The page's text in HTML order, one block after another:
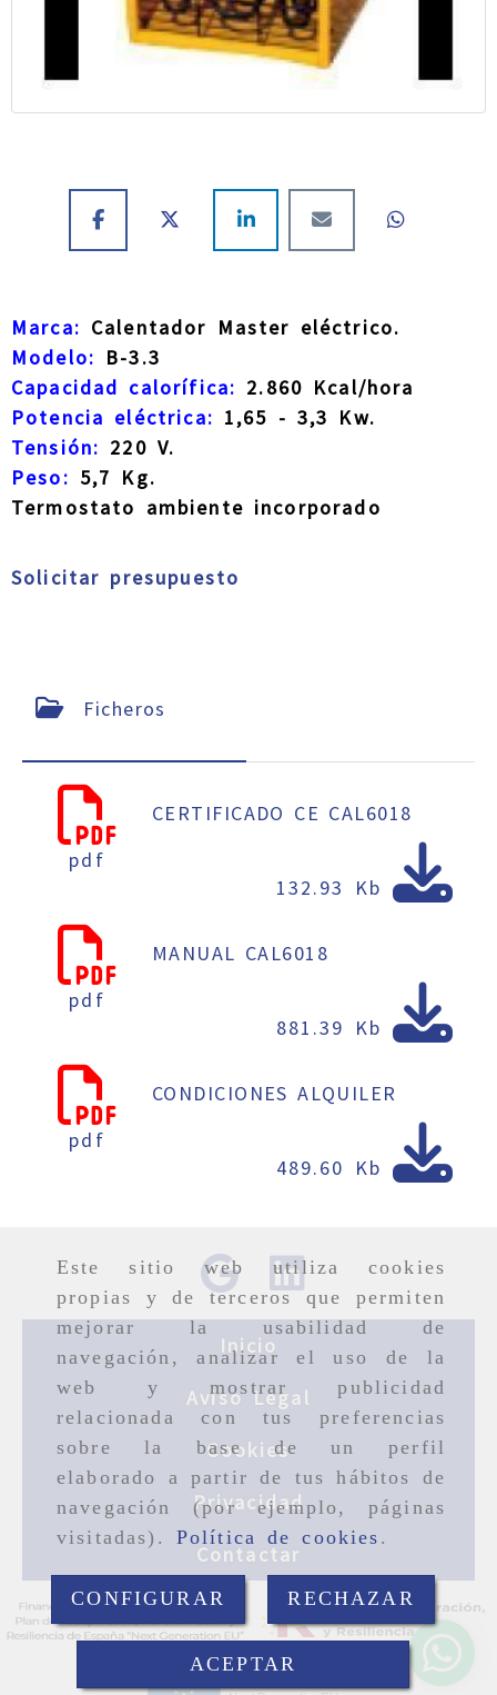
Este sitio web utiliza cookies
propias y de terceros que permiten
mejorar la usabilidad de
navegación, analizar el uso de la
web y mostrar publicidad
relacionada con tus preferencias
sobre la base de un perfil
elaborado a partir de tus hábitos de
navegación (por ejemplo, páginas
visitadas). Política de cookies .
CONFIGURAR RECHAZAR
ACEPTAR
Marca: Calentador Master eléctrico.
Modelo: B-3.3
Capacidad calorífica: 2.860 Kcal/hora
Potencia eléctrica: 1,65 - 3,3 Kw.
Tensión: 220 V.
Peso: 5,7 Kg.
Termostato ambiente incorporado
Solicitar presupuesto
Ficheros
pdf
CERTIFICADO CE CAL6018
132.93 Kb
pdf
MANUAL CAL6018
881.39 Kb
pdf
CONDICIONES ALQUILER
489.60 Kb
Inicio
Aviso Legal
Cookies
Privacidad
Contactar